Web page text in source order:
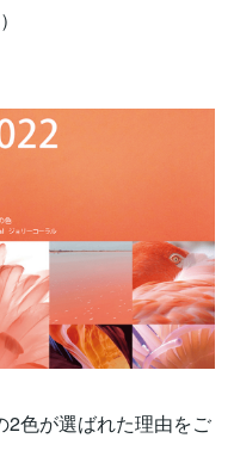
2色が選ばれた理由をご